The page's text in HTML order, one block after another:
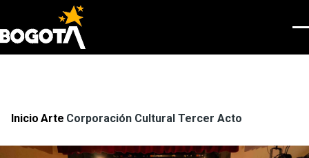
Pasar al contenido principal
Ruta
de
Inicio Arte Corporación Cultural Tercer Acto